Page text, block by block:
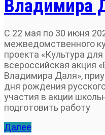
Владимира
С 22 мая по 30 июня
межведомственного
проекта «Культура
всероссийская акция
Владимира Даля»,
дня рождения
участия в акции
подготовить работу
Далее